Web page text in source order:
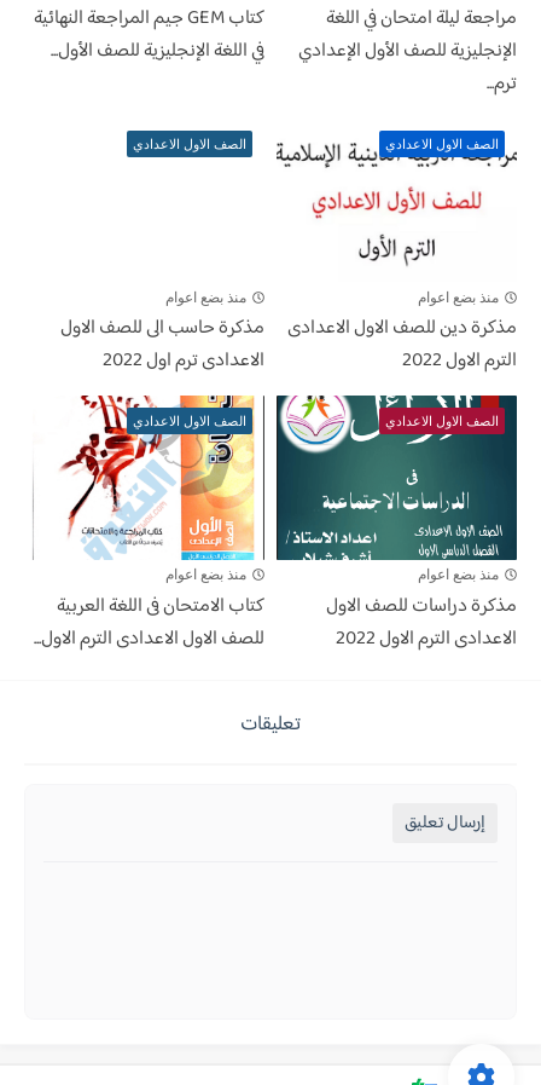
مراجعة ليلة امتحان في اللغة
الإنجليزية للصف الأول الإعدادي
ترم...
كتاب GEM جيم المراجعة النهائية
في اللغة الإنجليزية للصف الأول...
الصف الاول الاعدادي
منذ بضع اعوام
مذكرة دين للصف الاول الاعدادى
الترم الاول 2022
الصف الاول الاعدادي
منذ بضع اعوام
مذكرة حاسب الى للصف الاول
الاعدادى ترم اول 2022
الصف الاول الاعدادي
منذ بضع اعوام
مذكرة دراسات للصف الاول
الاعدادى الترم الاول 2022
الصف الاول الاعدادي
منذ بضع اعوام
كتاب الامتحان فى اللغة العربية
للصف الاول الاعدادى الترم الاول...
تعليقات
إرسال تعليق